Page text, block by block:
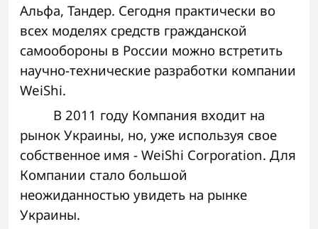
Альфа, Тандер. Сегодня практически во
всех моделях средств гражданской
самообороны в России можно встретить
научно-технические разработки компании
WeiShi.
В 2011 году Компания входит на
рынок Украины, но, уже используя свое
собственное имя - WeiShi Corporation. Для
Компании стало большой
неожиданностью увидеть на рынке
Украины.